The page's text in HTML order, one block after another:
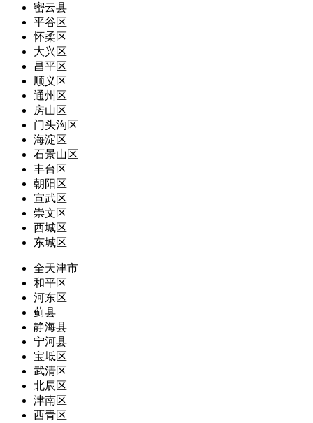
密云县
平谷区
怀柔区
大兴区
昌平区
顺义区
通州区
房山区
门头沟区
海淀区
石景山区
丰台区
朝阳区
宣武区
崇文区
西城区
东城区
全天津市
和平区
河东区
蓟县
静海县
宁河县
宝坻区
武清区
北辰区
津南区
西青区